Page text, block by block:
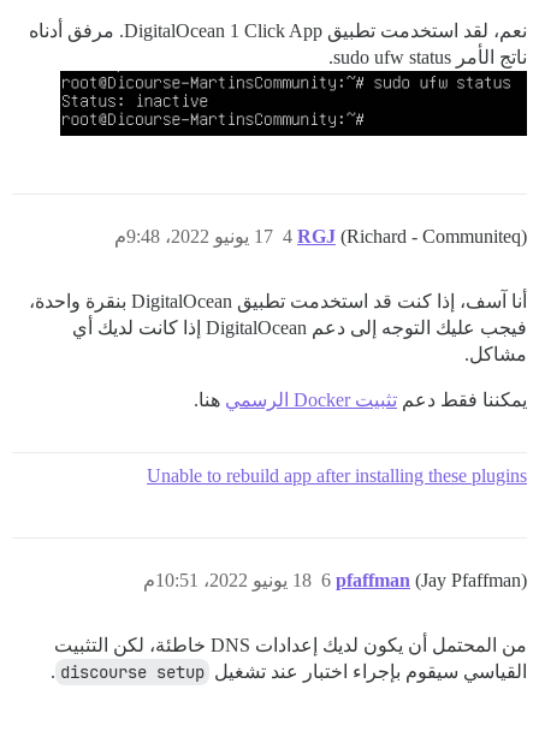
نعم، لقد استخدمت تطبيق DigitalOcean 1 Click App. مرفق أدناه
ناتج الأمر sudo ufw status.
RGJ (Richard - Communiteq) 17 يونيو 2022، 9:48م 4
أنا آسف، إذا كنت قد استخدمت تطبيق DigitalOcean بنقرة واحدة،
فيجب عليك التوجه إلى دعم DigitalOcean إذا كانت لديك أي
مشاكل.
يمكننا فقط دعم تثبيت Docker الرسمي هنا.
Unable to rebuild app after installing these plugins
pfaffman (Jay Pfaffman) 18 يونيو 2022، 10:51م 6
من المحتمل أن يكون لديك إعدادات DNS خاطئة، لكن التثبيت
القياسي سيقوم بإجراء اختبار عند تشغيل discourse setup
.